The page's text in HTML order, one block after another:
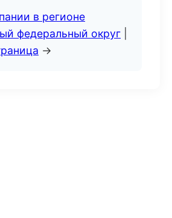
в регионе
федеральный округ
→